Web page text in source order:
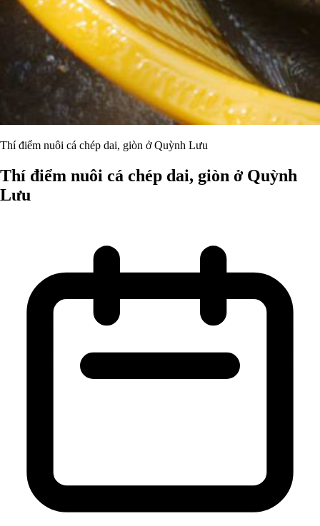
Thí điểm nuôi cá chép dai, giòn ở Quỳnh Lưu
Thí điểm nuôi cá chép dai, giòn ở Quỳnh
Lưu